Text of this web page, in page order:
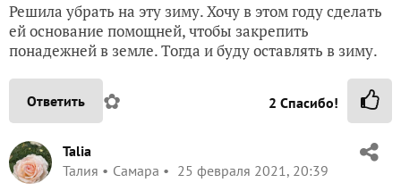
Решила убрать на эту зиму. Хочу в этом году сделать
ей основание помощней, чтобы закрепить
понадежней в земле. Тогда и буду оставлять в зиму.
Ответить ✿ 2 Спасибо!
Talia
Талия
Самара 25 февраля 2021, 20:39